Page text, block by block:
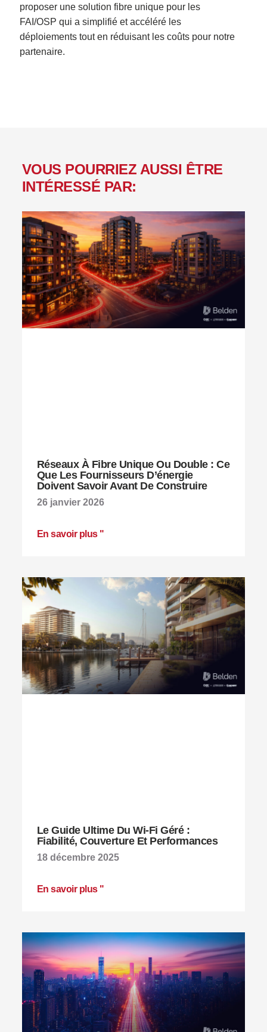
proposer une solution fibre unique pour les
FAI/OSP qui a simplifié et accéléré les
déploiements tout en réduisant les coûts pour notre
partenaire.
VOUS POURRIEZ AUSSI ÊTRE
INTÉRESSÉ PAR:
Réseaux À Fibre Unique Ou Double : Ce
Que Les Fournisseurs D’énergie
Doivent Savoir Avant De Construire
26 janvier 2026
En savoir plus "
Le Guide Ultime Du Wi-Fi Géré :
Fiabilité, Couverture Et Performances
18 décembre 2025
En savoir plus "